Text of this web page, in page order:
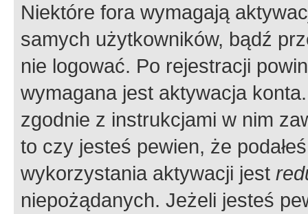
Niektóre fora wymagają
samych użytkowników, bądź
nie logować. Po rejestracji
wymagana jest aktywacja
zgodnie z instrukcjami w nim
to czy jesteś pewien, że
wykorzystania aktywacji jest
niepożądanych. Jeżeli jesteś